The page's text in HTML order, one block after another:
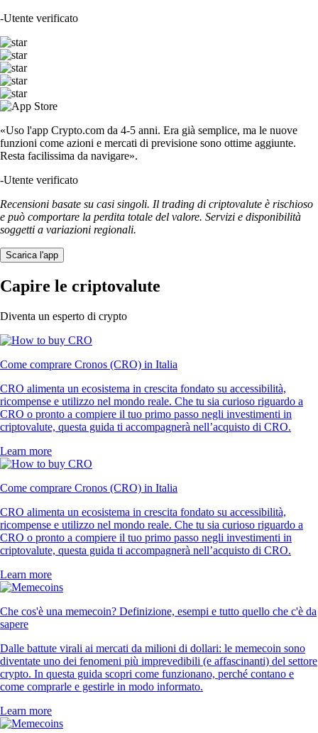
-Utente verificato
«Uso l'app Crypto.com da 4-5 anni. Era già semplice, ma le nuove
funzioni come azioni e mercati di previsione sono ottime aggiunte.
Resta facilissima da navigare».
-Utente verificato
Recensioni basate su casi singoli. Il trading di criptovalute è rischioso
e può comportare la perdita totale del valore. Servizi e disponibilità
soggetti a variazioni regionali.
Scarica l'app
Capire le criptovalute
Diventa un esperto di crypto
Come comprare Cronos (CRO) in Italia
CRO alimenta un ecosistema in crescita fondato su accessibilità,
ricompense e utilizzo nel mondo reale. Che tu sia curioso riguardo a
CRO o pronto a compiere il tuo primo passo negli investimenti in
criptovalute, questa guida ti accompagnerà nell’acquisto di CRO.
Learn more
Come comprare Cronos (CRO) in Italia
CRO alimenta un ecosistema in crescita fondato su accessibilità,
ricompense e utilizzo nel mondo reale. Che tu sia curioso riguardo a
CRO o pronto a compiere il tuo primo passo negli investimenti in
criptovalute, questa guida ti accompagnerà nell’acquisto di CRO.
Learn more
Che cos'è una memecoin? Definizione, esempi e tutto quello che c'è da
sapere
Dalle battute virali ai mercati da milioni di dollari: le memecoin sono
diventate uno dei fenomeni più imprevedibili (e affascinanti) del settore
crypto. In questa guida scopri come funzionano, perché contano e
come comprarle e gestirle in modo informato.
Learn more